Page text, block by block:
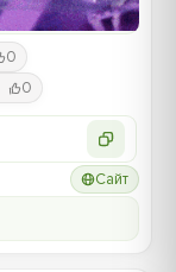
0
0
Сайт